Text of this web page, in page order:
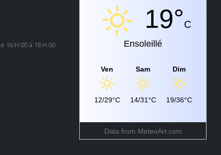
16 H 00 à 18 H 00
19°C
Ensoleillé
Ven
12/29°C
Sam
14/31°C
Dim
19/36°C
Data from MeteoArt.com